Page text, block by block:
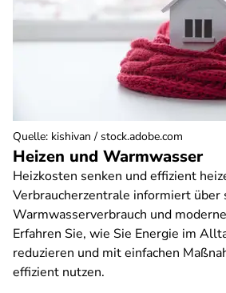
Heizen und Warmwasser
Heizkosten senken und effizient
Verbraucherzentrale informiert über
Warmwasserverbrauch und
Erfahren Sie, wie Sie Energie im
reduzieren und mit einfachen
effizient nutzen.
Quelle: kishivan / stock.adobe.com